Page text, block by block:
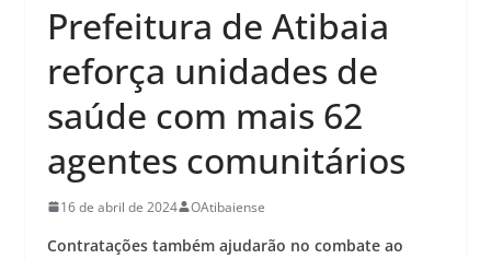
Prefeitura de Atibaia
reforça unidades de
saúde com mais 62
agentes comunitários
16 de abril de 2024 OAtibaiense
Contratações também ajudarão no combate ao